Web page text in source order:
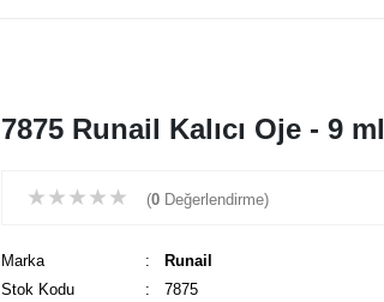
7875 Runail Kalıcı Oje - 9 ml
★★★★★ (0 Değerlendirme)
Marka :
Runail
Stok Kodu
: 7875